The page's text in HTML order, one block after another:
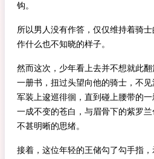
钩。
所以男人没有作答，仅仅维持着骑
作什么也不知晓的样子。
然而这次，少年看上去并不想就此
一册书，扭过头望向他的骑士，不
军装上逡巡徘徊，直到碰上腰带的
一成不变的苍白，与眉骨下的紫罗
不甚明晰的思绪。
接着，这位年轻的王储勾了勾手指